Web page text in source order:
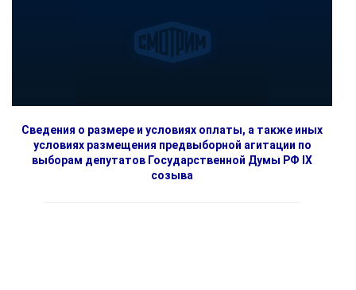
Сведения о размере и условиях оплаты, а также иных
условиях размещения предвыборной агитации по
выборам депутатов Государственной Думы РФ IX
созыва